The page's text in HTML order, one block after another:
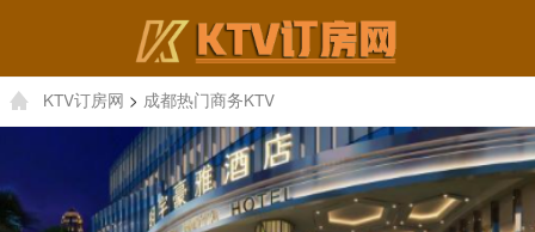
KTV订房网 > 成都热门商务KTV